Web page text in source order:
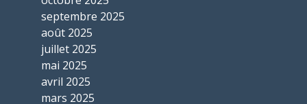
septembre 2025
août 2025
juillet 2025
mai 2025
avril 2025
mars 2025